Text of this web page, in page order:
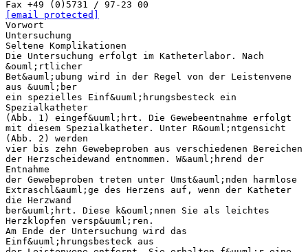
[email protected]
Vorwort
Untersuchung
Seltene Komplikationen
Die Untersuchung erfolgt im Katheterlabor. Nach
&ouml;rtlicher
Bet&auml;ubung wird in der Regel von der Leistenvene
aus &uuml;ber
ein spezielles Einf&uuml;hrungsbesteck ein
Spezialkatheter
(Abb. 1) eingef&uuml;hrt. Die Gewebeentnahme erfolgt
mit diesem Spezialkatheter. Unter R&ouml;ntgensicht
(Abb. 2) werden
vier bis zehn Gewebeproben aus verschiedenen Bereichen
der Herzscheidewand entnommen. W&auml;hrend der
Entnahme
der Gewebeproben treten unter Umst&auml;nden harmlose
Extraschl&auml;ge des Herzens auf, wenn der Katheter
die Herzwand
ber&uuml;hrt. Diese k&ouml;nnen Sie als leichtes
Herzklopfen versp&uuml;ren.
Am Ende der Untersuchung wird das
Einf&uuml;hrungsbesteck aus